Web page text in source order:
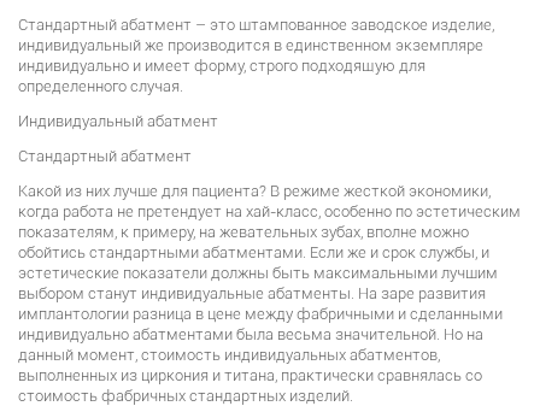
Стандартный абатмент – это штампованное заводское изделие,
индивидуальный же производится в единственном экземпляре
индивидуально и имеет форму, строго подходящую для
определенного случая.
Индивидуальный абатмент
Стандартный абатмент
Какой из них лучше для пациента? В режиме жесткой экономики,
когда работа не претендует на хай-класс, особенно по эстетическим
показателям, к примеру, на жевательных зубах, вполне можно
обойтись стандартными абатментами. Если же и срок службы, и
эстетические показатели должны быть максимальными лучшим
выбором станут индивидуальные абатменты. На заре развития
имплантологии разница в цене между фабричными и сделанными
индивидуально абатментами была весьма значительной. Но на
данный момент, стоимость индивидуальных абатментов,
выполненных из циркония и титана, практически сравнялась со
стоимость фабричных стандартных изделий.